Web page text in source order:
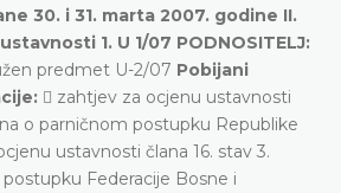
30. i 31. marta 2007. godine II.
1. U 1/07 PODNOSITELJ:
predmet U-2/07 Pobijani
 zahtjev za ocjenu ustavnosti
o parničnom postupku Republike
ustavnosti člana 16. stav 3.
Federacije Bosne i